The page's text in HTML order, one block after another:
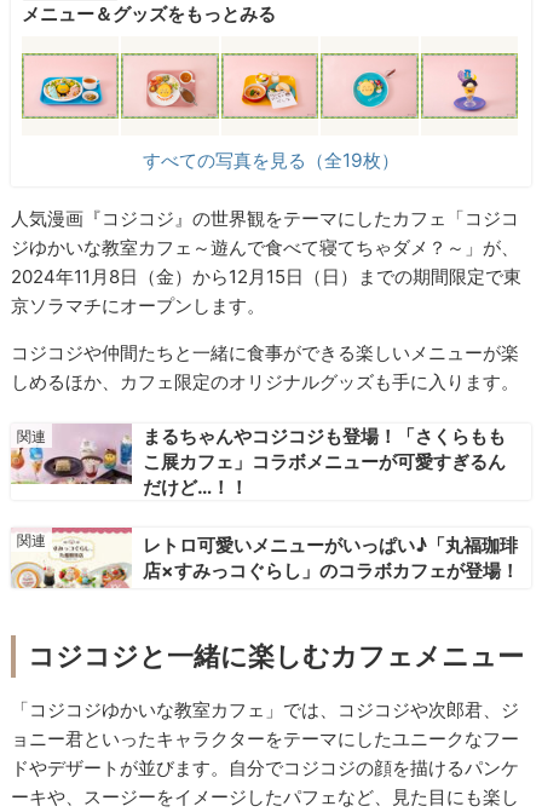
メニュー＆グッズをもっとみる
すべての写真を見る（全19枚）
人気漫画『コジコジ』の世界観をテーマにしたカフェ「コジコ
ジゆかいな教室カフェ～遊んで食べて寝てちゃダメ？～」が、
2024年11月8日（金）から12月15日（日）までの期間限定で東
京ソラマチにオープンします。
コジコジや仲間たちと一緒に食事ができる楽しいメニューが楽
しめるほか、カフェ限定のオリジナルグッズも手に入ります。
まるちゃんやコジコジも登場！「さくらもも
こ展カフェ」コラボメニューが可愛すぎるん
だけど…！！
レトロ可愛いメニューがいっぱい♪「丸福珈琲
店×すみっコぐらし」のコラボカフェが登場！
コジコジと一緒に楽しむカフェメニュー
「コジコジゆかいな教室カフェ」では、コジコジや次郎君、ジ
ョニー君といったキャラクターをテーマにしたユニークなフー
ドやデザートが並びます。自分でコジコジの顔を描けるパンケ
ーキや、スージーをイメージしたパフェなど、見た目にも楽し